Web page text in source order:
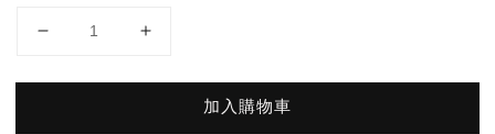
加入購物車